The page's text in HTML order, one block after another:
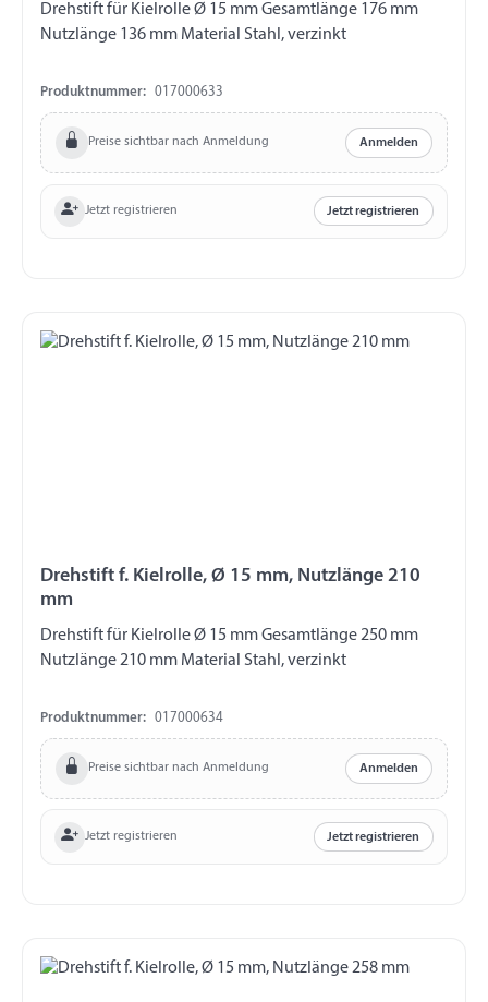
Drehstift für Kielrolle Ø 15 mm Gesamtlänge 176 mm
Nutzlänge 136 mm Material Stahl, verzinkt
Produktnummer: 017000633
Preise sichtbar nach Anmeldung Anmelden
Jetzt registrieren Jetzt registrieren
Drehstift f. Kielrolle, Ø 15 mm, Nutzlänge 210
mm
Drehstift für Kielrolle Ø 15 mm Gesamtlänge 250 mm
Nutzlänge 210 mm Material Stahl, verzinkt
Produktnummer: 017000634
Preise sichtbar nach Anmeldung Anmelden
Jetzt registrieren Jetzt registrieren